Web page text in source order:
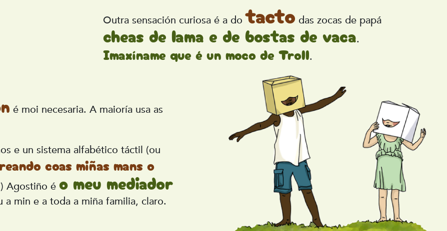
Outra sensación curiosa é a do tacto das zocas de papá
cheas de lama e de bostas de vaca.
Imaxíname que é un moco de Troll.
é moi necesaria. A maioría usa as
e un sistema alfabético táctil (ou
coas miñas mans o
) Agostiño é o meu mediador
min e a toda a miña familia, claro.